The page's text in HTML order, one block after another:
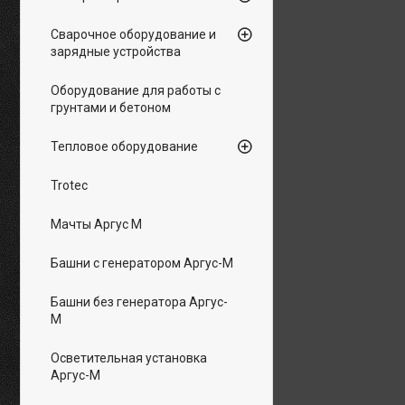
Сварочное оборудование и
зарядные устройства
Оборудование для работы с
грунтами и бетоном
Тепловое оборудование
Trotec
Мачты Аргус М
Башни с генератором Аргус-М
Башни без генератора Аргус-
М
Осветительная установка
Аргус-М